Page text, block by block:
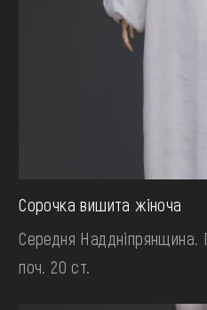
Сорочка вишита жіноча
Середня Наддніпрянщина.
поч. 20 ст.